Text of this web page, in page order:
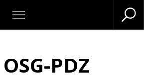
OSG-PDZ